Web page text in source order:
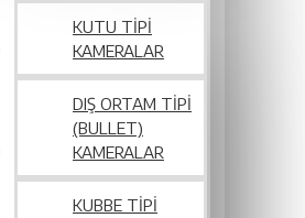
KUTU TIPI
KAMERALAR
DIŞ ORTAM TIPI
(BULLET)
KAMERALAR
KUBBE TIPI